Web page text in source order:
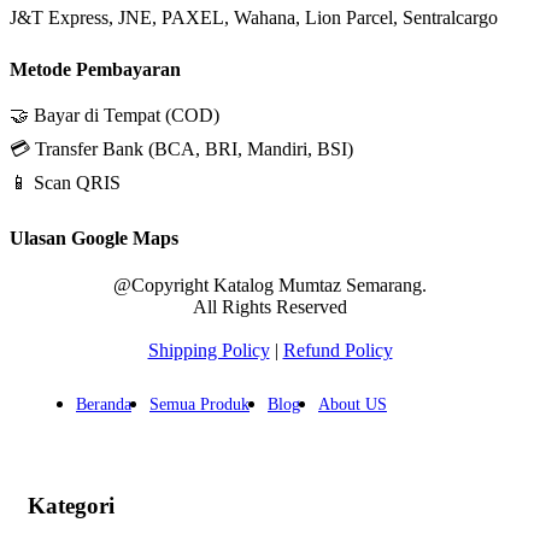
J&T Express, JNE, PAXEL, Wahana, Lion Parcel, Sentralcargo
Metode Pembayaran
🤝 Bayar di Tempat (COD)
💳 Transfer Bank (BCA, BRI, Mandiri, BSI)
📱 Scan QRIS
Ulasan Google Maps
@Copyright Katalog Mumtaz Semarang.
All Rights Reserved
Shipping Policy| Refund Policy
Beranda Semua Produk Blog About US
Kategori